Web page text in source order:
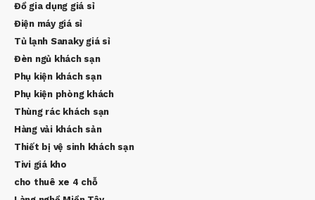
Đồ gia dụng giá sỉ
Điện máy giá sỉ
Tủ lạnh Sanaky giá sỉ
Đèn ngủ khách sạn
Phụ kiện khách sạn
Phụ kiện phòng khách
Thùng rác khách sạn
Hàng vải khách sản
Thiết bị vệ sinh khách sạn
Tivi giá kho
cho thuê xe 4 chỗ